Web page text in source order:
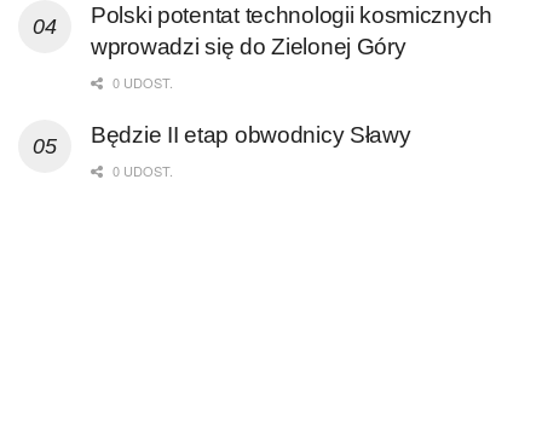
doktor habilitowany nauk fizycznych,
koordynator Rady Sektorowej ds.
Kompetencji Przemysłu Lotniczo-
Badań Kosmicznych i Satelitarnych PAN.
Polski potentat technologii kosmicznych
wprowadzi się do Zielonej Góry
0 UDOST.
Będzie II etap obwodnicy Sławy
0 UDOST.